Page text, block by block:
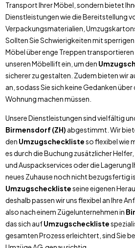
Transport Ihrer Möbel, sondern bietet
Dienstleistungen wie die Bereitstellung
Verpackungsmaterialien,
Sollten Sie Schwierigkeiten mit
Möbel über enge Treppen transportieren
unseren Möbellift ein, um den
sicherer zu gestalten. Zudem bieten wir
an, sodass Sie sich keine Gedanken
Wohnung machen müssen.
Unsere Dienstleistungen sind vielfältig
Birmensdorf (ZH) abgestimmt. Wir
den Umzugschecklisteso flexibel wie
es durch die Buchung zusätzlicher
und Auspackservices oder die Lagerung
neues Zuhause noch nicht bezugsfertig
Umzugschecklisteseine eigenen
deshalb passen wir uns flexibel an Ihre
also nach einem Zügelunternehmen in
das sich aufUmzugscheckliste
gesamten Prozess erleichtert, sind Sie